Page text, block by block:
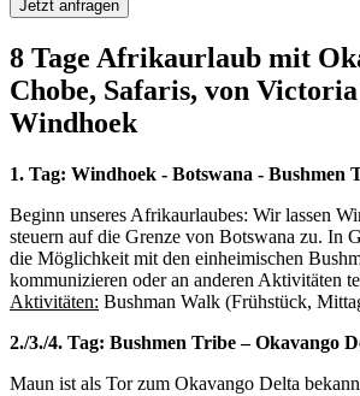
Jetzt anfragen
8 Tage Afrikaurlaub mit
Chobe, Safaris, von
Windhoek
1. Tag: Windhoek - Botswana - Bushmen
Beginn unseres Afrikaurlaubes: Wir lassen
steuern auf die Grenze von Botswana zu. In
die Möglichkeit mit den einheimischen
kommunizieren oder an anderen Aktivitäten
Aktivitäten: Bushman Walk (Frühstück,
2./3./4. Tag: Bushmen Tribe – Okavango
Maun ist als Tor zum Okavango Delta